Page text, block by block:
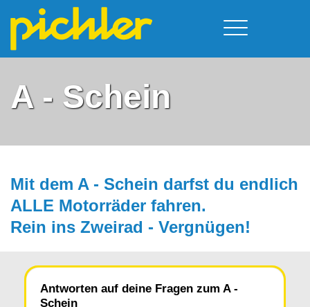
Moped
A - Scheine + Code 111
BE - Schein + Code 96
F - Schein
Team
Kursorte
Walding
Kontakt
A - Schein
Mit dem A - Schein darfst du endlich
ALLE Motorräder fah­ren.
Rein ins Zweirad - Vergnügen!
Antworten auf deine Fragen zum A -
Schein